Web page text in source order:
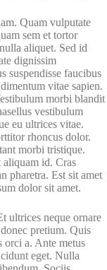
Quam vulputate
sem et tortor
aliquet. Sed id
dignissim
suspendisse faucibus
vitae sapien.
morbi blandit
vestibulum
eu ultrices vitae.
rhoncus dolor.
morbi tristique.
aliquam id. Cras
pharetra. Est sit amet
dolor sit amet.
ultrices neque ornare
pretium. Quis
orci a. Ante metus
eget. Nulla